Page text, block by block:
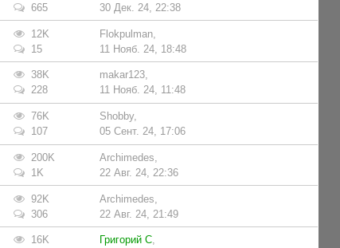
665
30 Дек. 24, 22:38
12K
15
Flokpulman
11 Нояб. 24, 18:48
38K
228
makar123,
11 Нояб. 24, 11:48
76K
107
Shobby,
05 Сент. 24, 17:06
200K
1K
Archimedes
22 Авг. 24, 22:36
92K
306
Archimedes
22 Авг. 24, 21:49
16K
Григорий C,